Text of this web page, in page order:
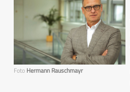
Foto Hermann Rauschmayr